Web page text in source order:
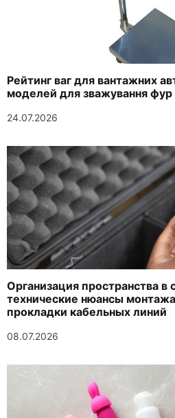
Рейтинг ваг для вантажних
моделей для зважування фур
24.07.2026
Организация пространства в
технические нюансы
прокладки кабельных линий
08.07.2026